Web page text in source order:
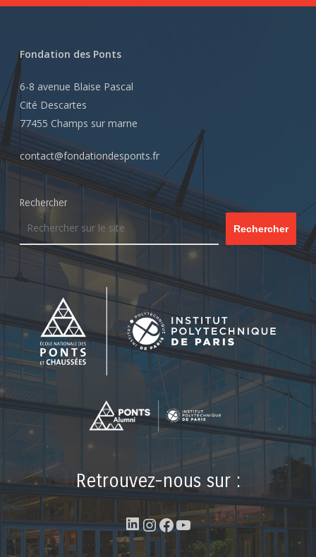
Fondation des Ponts
6-8 avenue Blaise Pascal
Cité Descartes
77455 Champs sur marne
contact@fondationdesponts.fr
Rechercher
Rechercher
Retrouvez-nous sur :
LinkedIn
Instagram
Facebook
YouTube